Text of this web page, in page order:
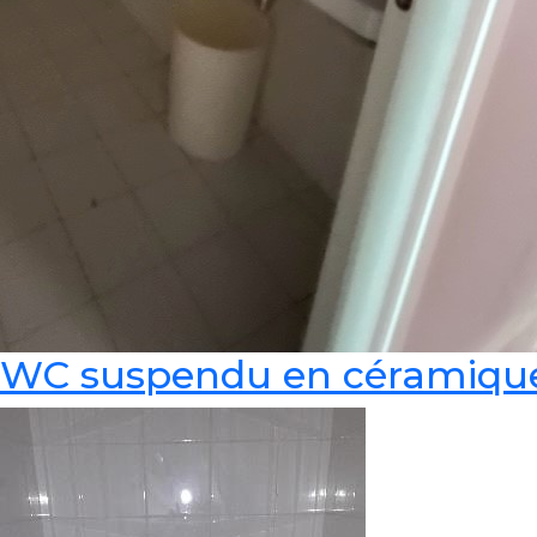
WC suspendu en